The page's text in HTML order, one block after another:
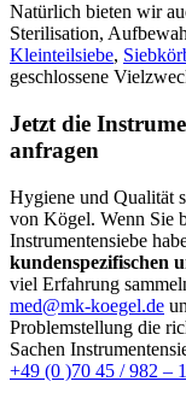
Natürlich bieten wir
Sterilisation,
Kleinteilsiebe,
geschlossene
Jetzt die
anfragen
Hygiene und Qualität
von Kögel. Wenn Sie
Instrumentensiebe
kundenspezifischen
viel Erfahrung
med@mk-koegel.de
Problemstellung die
Sachen
+49 (0 )70 45 / 982 –